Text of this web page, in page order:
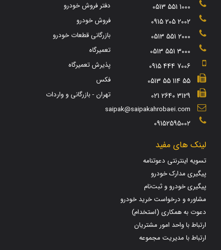
0513 551 1000 دفتر فروش خودرو
0915 205 2002 فروش خودرو
0513 551 2000 بازرگانی قطعات خودرو
0513 551 3000 تعمیرگاه
0915 444 7006 پذیرش تعمیرگاه
0513 55 114 55 فکس
021 2640 3129
تهران - بازرگانی و واردات
saipak@saipakahrobaei.com
09152595002
لینک های مفید
تسویه اینترنتی دعوتنامه
پیگیری مدارک خودرو
پیگیری خودرو و ثبت‌نام
مشاوره و درخواست خرید خودرو
دعوت به همکاری (استخدام)
ارتباط با واحد امور مشتریان
ارتباط با مدیریت مجموعه